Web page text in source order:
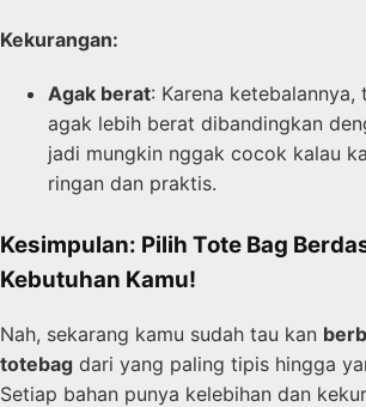
Kekurangan:
Agak berat: Karena
agak lebih berat dibandingkan
jadi mungkin nggak cocok kalau
ringan dan praktis.
Kesimpulan: Pilih Tote Bag
Kebutuhan Kamu!
Nah, sekarang kamu sudah tau kan
totebag dari yang paling tipis hingga
Setiap bahan punya kelebihan dan